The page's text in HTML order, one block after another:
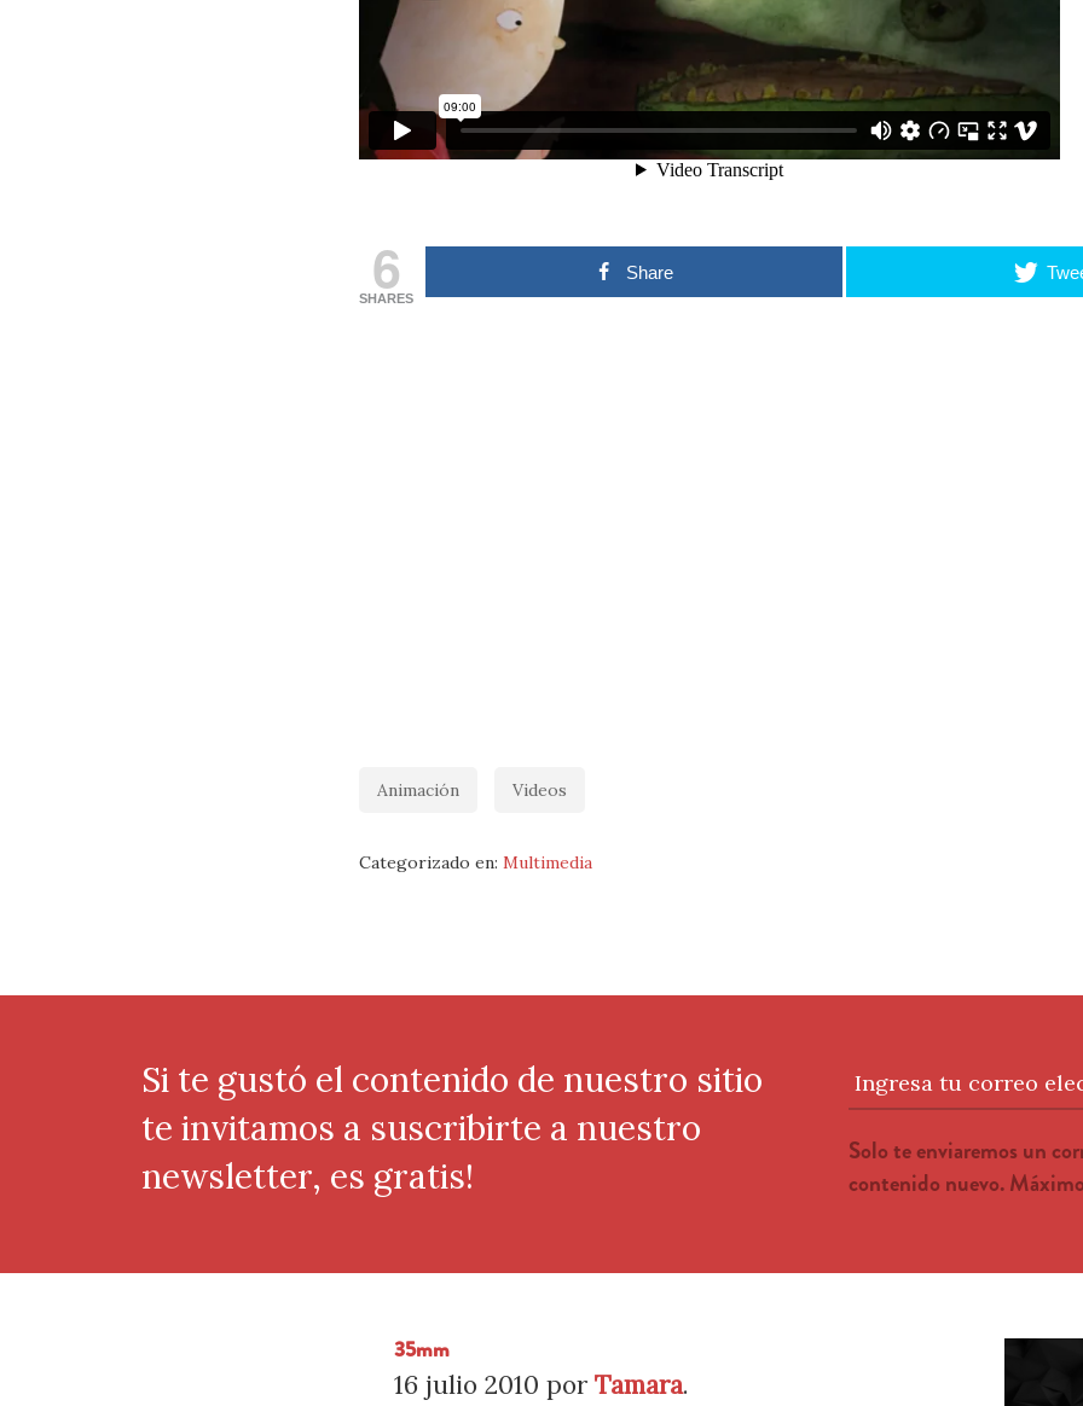
6
SHARES
Share
Animación Videos
Categorizado en: Multimedia
Si te gustó el contenido de nuestro sitio
te invitamos a suscribirte a nuestro
newsletter, es gratis!
Ingresa tu correo
Solo te enviaremos un
contenido nuevo.
35mm
16 julio 2010 porTamara.